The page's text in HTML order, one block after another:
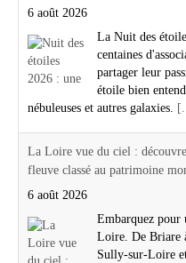
6 août 2026
La Nuit des
centaines
partager leur
étoile bien
nébuleuses et autres galaxies.
La Loire vue du ciel :
fleuve classé au patrimoine
6 août 2026
Embarquez pour
Loire. De Briare
Sully-sur-Loire